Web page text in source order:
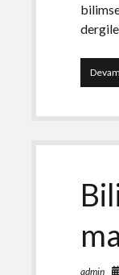
admin